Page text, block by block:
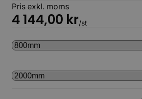
matrisgjuten yta eller med en slät yta.
Pris exkl. moms
4 144,00 kr/st